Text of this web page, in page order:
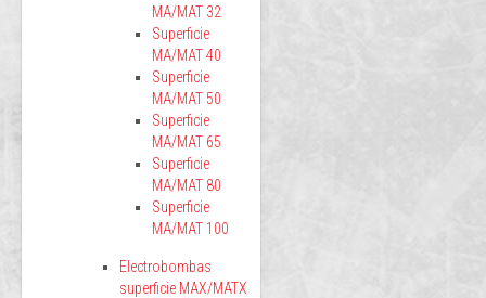
MA/MAT 32
Superficie
MA/MAT 40
Superficie
MA/MAT 50
Superficie
MA/MAT 65
Superficie
MA/MAT 80
Superficie
MA/MAT 100
Electrobombas
superficie MAX/MATX